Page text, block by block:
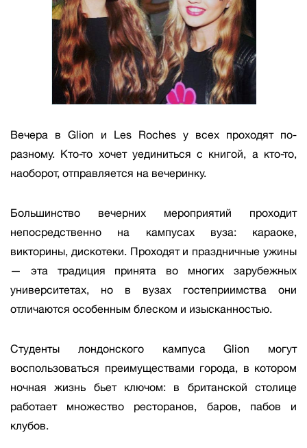
Вечера в Glion и Les Roches у всех проходят по-
разному. Кто-то хочет уединиться с книгой, а кто-то,
наоборот, отправляется на вечеринку.
Большинство вечерних мероприятий проходит
непосредственно на кампусах вуза: караоке,
викторины, дискотеки. Проходят и праздничные ужины
— эта традиция принята во многих зарубежных
университетах, но в вузах гостеприимства они
отличаются особенным блеском и изысканностью.
Студенты лондонского кампуса Glion могут
воспользоваться преимуществами города, в котором
ночная жизнь бьет ключом: в британской столице
работает множество ресторанов, баров, пабов и
клубов.